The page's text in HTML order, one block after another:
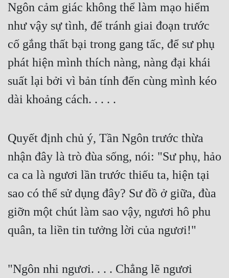
Xuyên Thư
Đô Thị
Đông Phương
Đông Phương Huyền Huyễn
Cẩu Đạo Trường Sinh
Ngự Thú
Truyện Nam
Truyện Nữ
Vô Địch Lưu
Ngôn cảm giác không thể làm mạo hiểm
như vậy sự tình, để tránh giai đoạn trước
cố gắng thất bại trong gang tấc, để sư phụ
phát hiện mình thích nàng, nàng đại khái
suất lại bởi vì bản tính đến cùng mình kéo
dài khoảng cách. . . . .
Quyết định chủ ý, Tần Ngôn trước thừa
nhận đây là trò đùa sống, nói: "Sư phụ, hảo
ca ca là ngươi lần trước thiếu ta, hiện tại
sao có thể sử dụng đây? Sư đồ ở giữa, đùa
giỡn một chút làm sao vậy, ngươi hô phu
quân, ta liền tin tưởng lời của ngươi!"
"Ngôn nhi ngươi. . . . Chẳng lẽ ngươi